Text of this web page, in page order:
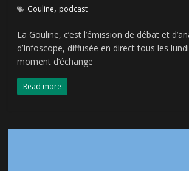
Gouline, podcast
La Gouline, c’est l’émission de débat et
d’Infoscope, diffusée en direct tous les
moment d’échange
Read more